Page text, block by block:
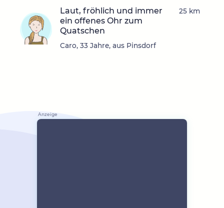
Laut, fröhlich und immer
ein offenes Ohr zum
Quatschen
Caro, 33 Jahre, aus Pinsdorf
25 km